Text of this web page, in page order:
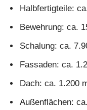
Halbfertigteile:
Bewehrung: ca.
Schalung: ca.
Fassaden: ca.
Dach: ca. 1.200
Außenflächen: